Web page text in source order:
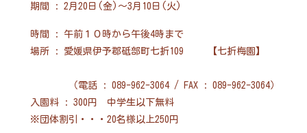
期間 : 2月20日(金)～3月10日(火)
時間 : 午前１０時から午後4時まで
場所 : 愛媛県伊予郡砥部町七折109 【七折梅園】
（電話 : 089-962-3064 / FAX : 089-962-3064）
入園料 : 300円 中学生以下無料
※団体割引・・・20名様以上250円